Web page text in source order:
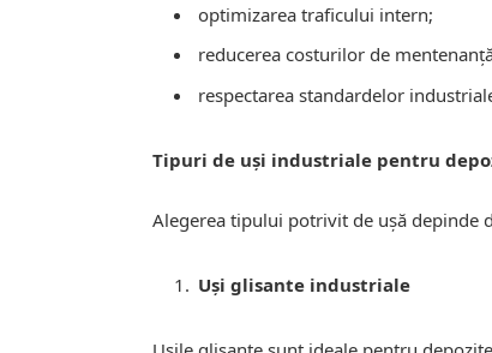
optimizarea traficului intern;
reducerea costurilor de
respectarea standardelor
Tipuri de uși industriale pentru
Alegerea tipului potrivit de ușă depinde
Uși glisante industriale